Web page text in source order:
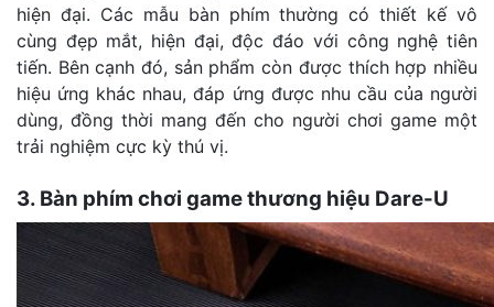
hiện đại. Các mẫu bàn phím thường có thiết kế vô
cùng đẹp mắt, hiện đại, độc đáo với công nghệ tiên
tiến. Bên cạnh đó, sản phẩm còn được thích hợp nhiều
hiệu ứng khác nhau, đáp ứng được nhu cầu của người
dùng, đồng thời mang đến cho người chơi game một
trải nghiệm cực kỳ thú vị.
3. Bàn phím chơi game thương hiệu Dare-U